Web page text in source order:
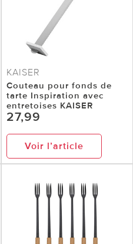
KAISER
Couteau pour fonds de
tarte Inspiration avec
entretoises KAISER
27,99
Voir l’article